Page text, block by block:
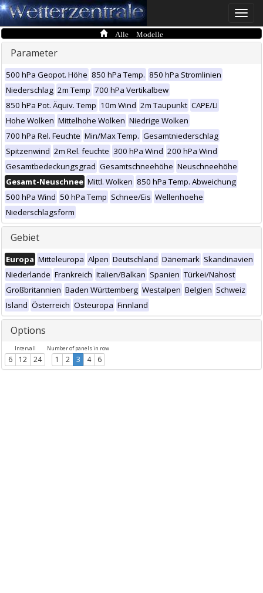
Toggle
Alle Modelle
Parameter
500 hPa Geopot. Höhe 850 hPa Temp. 850 hPa Stromlinien
Niederschlag 2m Temp 700 hPa Vertikalbew
850 hPa Pot. Äquiv. Temp 10m Wind 2m Taupunkt CAPE/LI
Hohe Wolken Mittelhohe Wolken Niedrige Wolken
700 hPa Rel. Feuchte Min/Max Temp. Gesamtniederschlag
Spitzenwind 2m Rel. feuchte 300 hPa Wind 200 hPa Wind
Gesamtbedeckungsgrad Gesamtschneehöhe Neuschneehöhe
Gesamt-Neuschnee Mittl. Wolken 850 hPa Temp. Abweichung
500 hPa Wind 50 hPa Temp Schnee/Eis Wellenhoehe
Niederschlagsform
Gebiet
Europa Mitteleuropa Alpen Deutschland Dänemark Skandinavien
Niederlande Frankreich Italien/Balkan Spanien Türkei/Nahost
Großbritannien Baden Württemberg Westalpen Belgien Schweiz
Island Österreich Osteuropa Finnland
Options
Intervall
6 12 24
Number of panels in row
1 2 3 4 6